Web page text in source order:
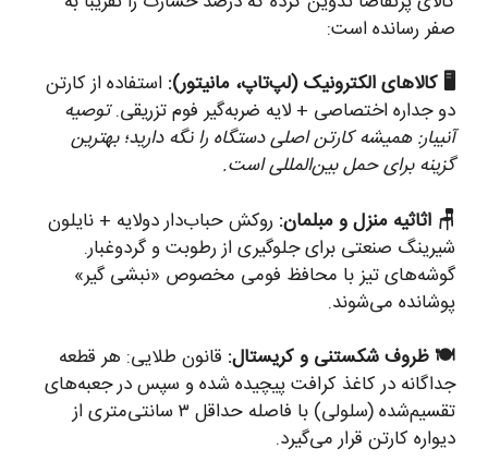
صفر رسانده است:
🖥️ کالاهای الکترونیک (لپ‌تاپ، مانیتور): استفاده از کارتن
دو جداره اختصاصی + لایه ضربه‌گیر فوم تزریقی.توصیه
آنیبار: همیشه کارتن اصلی دستگاه را نگه دارید؛ بهترین
گزینه برای حمل بین‌المللی است.
🪑 اثاثیه منزل و مبلمان: روکش حباب‌دار دولایه + نایلون
شیرینگ صنعتی برای جلوگیری از رطوبت و گردوغبار.
گوشه‌های تیز با محافظ فومی مخصوص «نبشی گیر»
پوشانده می‌شوند.
🍽️ ظروف شکستنی و کریستال: قانون طلایی: هر قطعه
جداگانه در کاغذ کرافت پیچیده شده و سپس در جعبه‌های
تقسیم‌شده (سلولی) با فاصله حداقل ۳ سانتی‌متری از
دیواره کارتن قرار می‌گیرد.